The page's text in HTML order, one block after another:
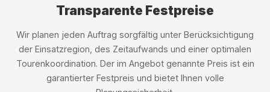
Transparente Festpreise
Wir planen jeden Auftrag sorgfältig unter Berücksichtigung
der Einsatzregion, des Zeitaufwands und einer optimalen
Tourenkoordination. Der im Angebot genannte Preis ist ein
garantierter Festpreis und bietet Ihnen volle